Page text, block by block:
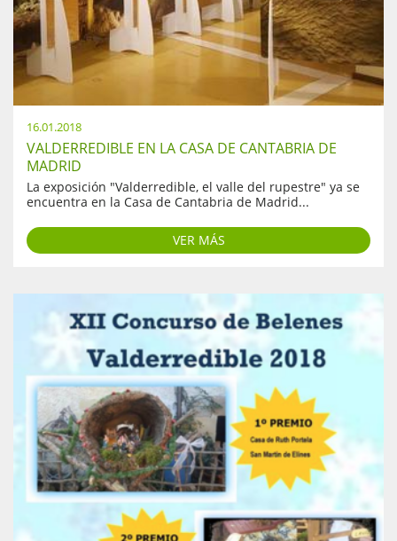
16.01.2018
VALDERREDIBLE EN LA CASA DE CANTABRIA DE
MADRID
La exposición "Valderredible, el valle del rupestre" ya se
encuentra en la Casa de Cantabria de Madrid...
VER MÁS